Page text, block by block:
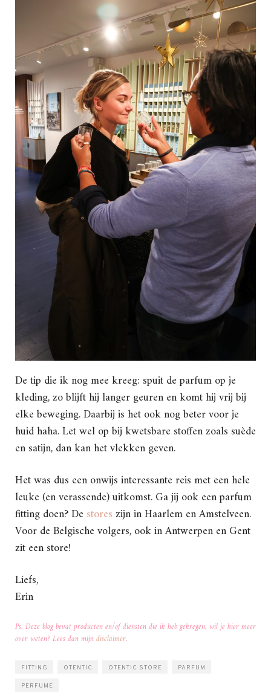
De tip die ik nog mee kreeg: spuit de parfum op je
kleding, zo blijft hij langer geuren en komt hij vrij bij
elke beweging. Daarbij is het ook nog beter voor je
huid haha. Let wel op bij kwetsbare stoffen zoals suède
en satijn, dan kan het vlekken geven.
Het was dus een onwijs interessante reis met een hele
leuke (en verassende) uitkomst. Ga jij ook een parfum
fitting doen? De storeszijn in Haarlem en Amstelveen.
Voor de Belgische volgers, ook in Antwerpen en Gent
zit een store!
Liefs,
Erin
Ps. Deze blog bevat producten en/of diensten die ik heb gekregen, wil je hier meer
over weten? Lees dan mijndisclaimer.
FITTING OTENTIC OTENTIC STORE PARFUM
PERFUME